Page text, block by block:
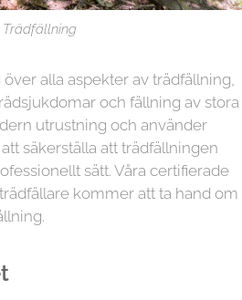
Trädfällning
alla aspekter av trädfällning,
och fällning av stora
utrustning och använder
säkerställa att trädfällningen
sätt. Våra certifierade
kommer att ta hand om